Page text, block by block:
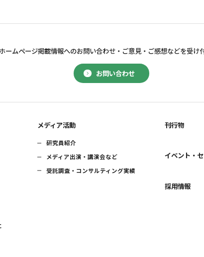
お問い合わせ
ームページ掲載情報へのお問い合わせ・ ご意見・ご感想などを受け
メディア活動
研究員紹介
メディア出演・講演会など
受託調査・コンサルティング実績
刊行物
イベント・
採用情報